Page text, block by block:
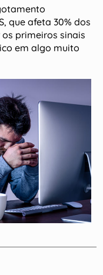
que afeta 30% dos
primeiros sinais
em algo muito